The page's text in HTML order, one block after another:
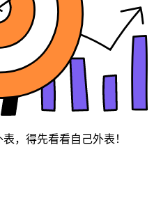
，得先看看自己外表！